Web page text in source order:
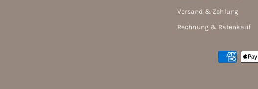
Versand & Zahlung
Rechnung & Ratenkauf